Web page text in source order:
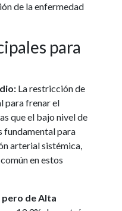
de la enfermedad
para
La restricción de
para frenar el
que el bajo nivel de
fundamental para
arterial sistémica,
en estos
de Alta